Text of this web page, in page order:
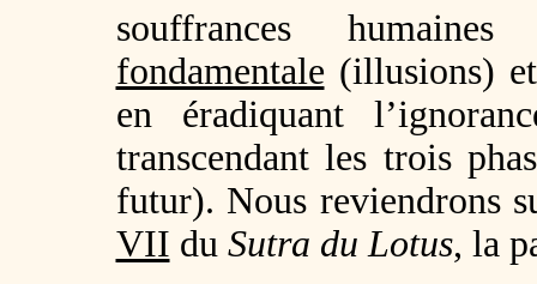
souffrances
fondamentale (illusions)
en éradiquant
transcendant les trois
futur). Nous reviendrons
VII du Sutra du Lotus, la